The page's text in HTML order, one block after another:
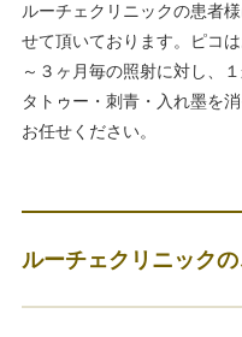
ルーチェクリニックの患者
せて頂いております。ピコ
～３ヶ月毎の照射に対し、
タトゥー・刺青・入れ墨を
お任せください。
ルーチェクリニック